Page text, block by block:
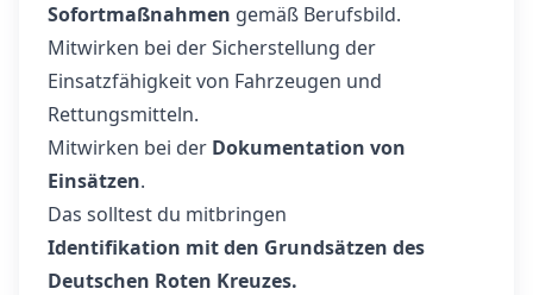
Sofortmaßnahmen gemäß Berufsbild.
Mitwirken bei der Sicherstellung der
Einsatzfähigkeit von Fahrzeugen und
Rettungsmitteln.
Mitwirken bei der Dokumentation von
Einsätzen.
Das solltest du mitbringen
Identifikation mit den Grundsätzen des
Deutschen Roten Kreuzes.